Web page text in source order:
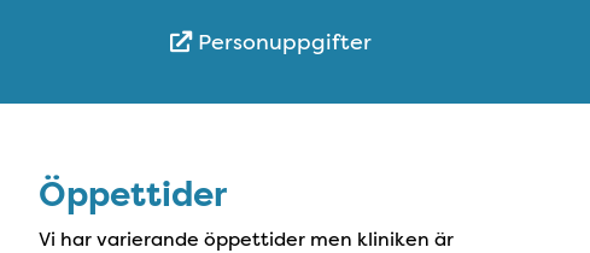
Personuppgifter
Öppettider
Öppettider
Vi har varierande öppettider men kliniken är